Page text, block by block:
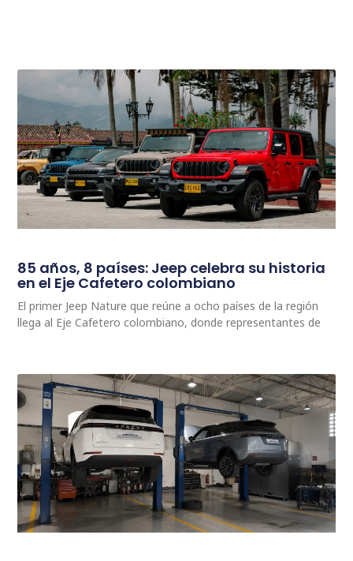
85 años, 8 países: Jeep celebra su historia
en el Eje Cafetero colombiano
El primer Jeep Nature que reúne a ocho países de la región
llega al Eje Cafetero colombiano, donde representantes de